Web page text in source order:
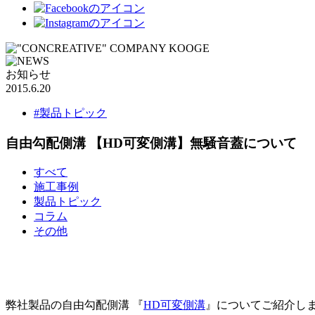
お知らせ
2015.6.20
#製品トピック
自由勾配側溝 【HD可変側溝】無騒音蓋について
すべて
施工事例
製品トピック
コラム
その他
弊社製品の自由勾配側溝 『HD可変側溝』についてご紹介し